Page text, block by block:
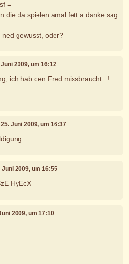
=
die da spielen amal fett a danke sag
ned gewusst, oder?
Juni 2009, um 16:12
ich hab den Fred missbraucht...!
25. Juni 2009, um 16:37
...
Juni 2009, um 16:55
HyEcX
2009, um 17:10